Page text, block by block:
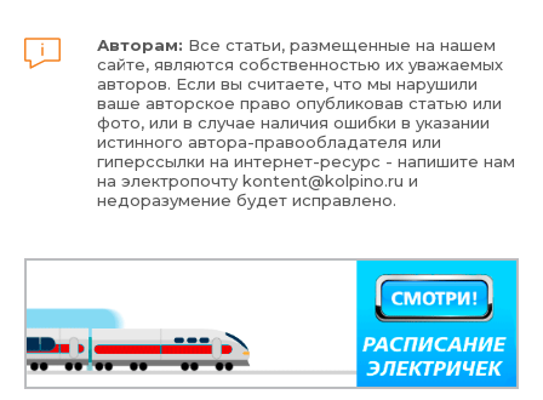
Авторам: Все статьи, размещенные на нашем
сайте, являются собственностью их уважаемых
авторов. Если вы считаете, что мы нарушили
ваше авторское право опубликовав статью или
фото, или в случае наличия ошибки в указании
истинного автора-правообладателя или
гиперссылки на интернет-ресурс - напишите нам
на электропочтуkontent@kolpino.ru и
недоразумение будет исправлено.